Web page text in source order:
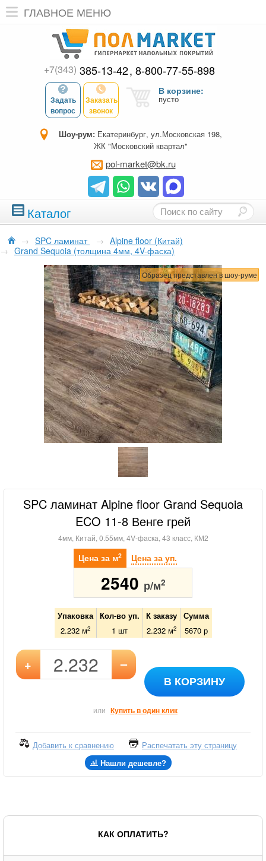
ГЛАВНОЕ МЕНЮ
+7(343) 385-13-42 8-800-77-55-898
Задать
вопрос
Заказать
звонок
В корзине:
пусто
Шоу-рум: Екатеринбург, ул.Московская 198,
ЖК "Московский квартал"
pol-market@bk.ru
Каталог
→ SPC ламинат → Alpine floor (Китай)
→ Grand Sequoia (толщина 4мм, 4V-фаска)
Образец представлен в шоу-руме
SPC ламинат Alpine floor Grand Sequoia
ECO 11-8 Венге грей
4мм, Китай, 0.55мм, 4V-фаска, 43 класс, КМ2
Цена за м2 Цена за уп.
2540 р/м2
Упаковка Кол-во уп. К заказу
Сумма
2.232 м2 1 шт 2.232м2 5670р
+ –
В КОРЗИНУ
или Купить в один клик
Добавить к сравнению
Распечатать эту страницу
Нашли дешевле?
КАК ОПЛАТИТЬ?